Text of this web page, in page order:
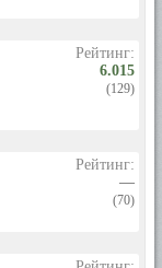
Рейтинг:
6.015
(129)
Рейтинг:
—
(70)